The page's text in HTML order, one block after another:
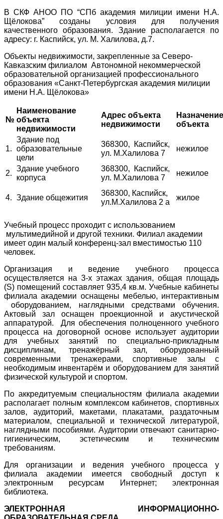
В СКФ АНОО ПО “СПб академия милиции имени Н.А.
Щёлокова” созданы условия для получения
качественного образования. Здание располагается по
адресу: г. Каспийск, ул. М. Халилова, д.7.
Объекты недвижимости, закрепленные за Северо-
Кавказским филиалом Автономной некоммерческой
образовательной организацией профессионального
образования «Санкт-Петербургская академия милиции
имени Н.А. Щёлокова»
№
Наименование
объекта
недвижимости
Адрес объекта
недвижимости
Назначение
объекта
1.
Здание под
образовательные
цели
368300, Каспийск,
ул. М.Халилова 7
нежилое
2.
Здание учебного
корпуса
368300, Каспийск,
ул. М.Халилова 7
нежилое
4. Здание общежития
368300, Каспийск,
ул.М.Халилова 2 а
жилое
Учебный процесс проходит с использованием
мультимедийной и другой техники. Филиал академии
имеет один малый конференц-зал вместимостью 110
человек.
Организация и ведение учебного процесса
осуществляется на 3-х этажах здания, общая площадь
(S) помещений составляет 935,4 кв.м. Учебные кабинеты
филиала академии оснащены мебелью, интерактивным
оборудованием, наглядными средствами обучения.
Актовый зал оснащен проекционной и акустической
аппаратурой. Для обеспечения полноценного учебного
процесса на договорной основе использует аудитории
для учебных занятий по специально-прикладным
дисциплинам, тренажёрный зал, оборудованный
современными тренажерами, спортивные залы с
необходимым инвентарём и оборудованием для занятий
физической культурой и спортом.
По аккредитуемым специальностям филиала академии
располагает полным комплексом кабинетов, спортивных
залов, аудиторий, макетами, плакатами, раздаточным
материалом, специальной и технической литературой,
наглядными пособиями. Аудитории отвечают санитарно-
гигиеническим, эстетическим и техническим
требованиям.
Для организации и ведения учебного процесса у
филиала академии имеется свободный доступ к
электронным ресурсам Интернет; электронная
библиотека.
ЭЛЕКТРОННАЯ ИНФОРМАЦИОННО-